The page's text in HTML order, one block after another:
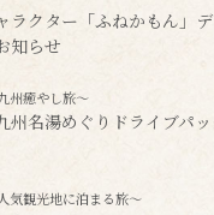
ラクター「ふねかもん」
知らせ
州癒やし旅～
州名湯めぐりドライブパッ
気観光地に泊まる旅～